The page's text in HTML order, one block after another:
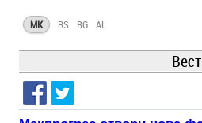
MK RS BG AL